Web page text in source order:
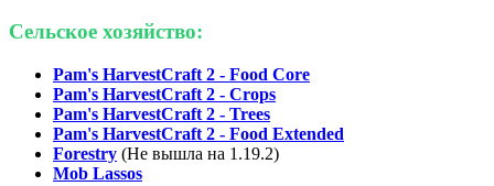
Сельское хозяйство:
Pam's HarvestCraft 2 - Food Core
Pam's HarvestCraft 2 - Crops
Pam's HarvestCraft 2 - Trees
Pam's HarvestCraft 2 - Food Extended
Forestry (Не вышла на 1.19.2)
Mob Lassos